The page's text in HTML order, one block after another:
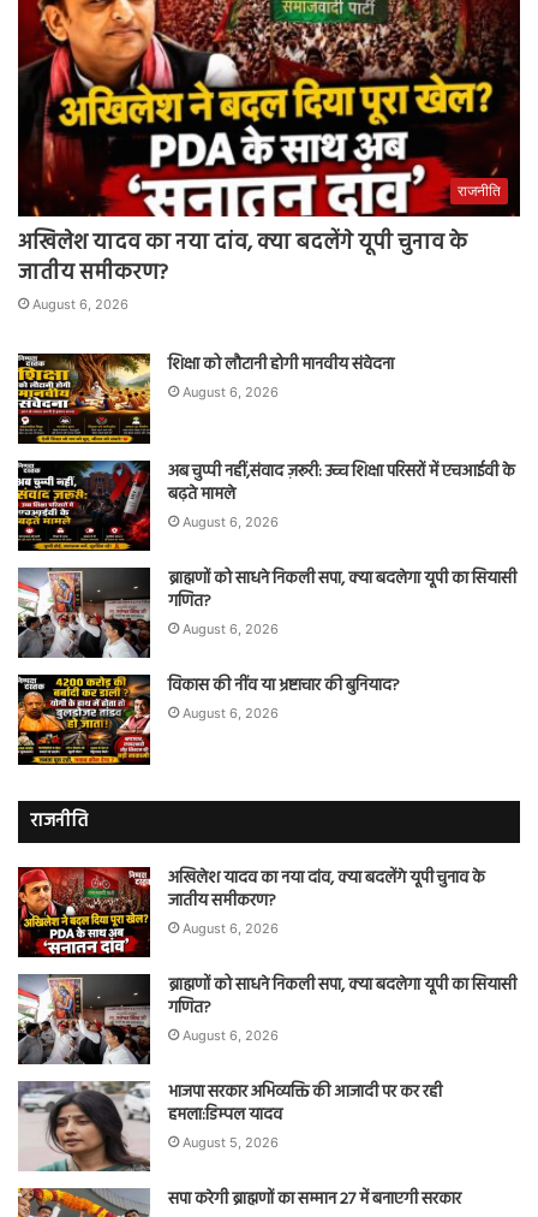
राजनीति
अखिलेश यादव का नया दांव, क्या बदलेंगे यूपी चुनाव के
जातीय समीकरण?
August 6, 2026
शिक्षा को लौटानी होगी मानवीय संवेदना
August 6, 2026
अब चुप्पी नहीं,संवाद ज़रूरी: उच्च शिक्षा परिसरों में एचआईवी के
बढ़ते मामले
August 6, 2026
ब्राह्मणों को साधने निकली सपा, क्या बदलेगा यूपी का सियासी
गणित?
August 6, 2026
विकास की नींव या भ्रष्टाचार की बुनियाद?
August 6, 2026
राजनीति
अखिलेश यादव का नया दांव, क्या बदलेंगे यूपी चुनाव के
जातीय समीकरण?
August 6, 2026
ब्राह्मणों को साधने निकली सपा, क्या बदलेगा यूपी का सियासी
गणित?
August 6, 2026
भाजपा सरकार अभिव्यक्ति की आजादी पर कर रही
हमला:डिम्पल यादव
August 5, 2026
सपा करेगी ब्राह्मणों का सम्मान 27 में बनाएगी सरकार